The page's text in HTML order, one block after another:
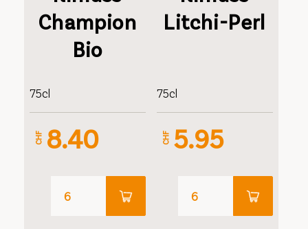
Champion
Bio
75cl
CHF 8.40
Litchi-Perl
75cl
CHF 5.95